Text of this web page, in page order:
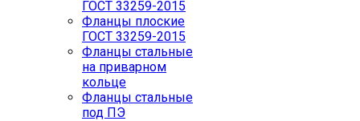
ГОСТ 33259-2015
Фланцы плоские
ГОСТ 33259-2015
Фланцы стальные
на приварном
кольце
Фланцы стальные
под ПЭ